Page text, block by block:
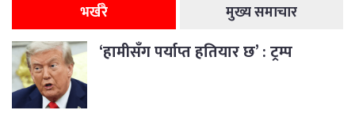
भर्खरै मुख्य समाचार
‘हामीसँग पर्याप्त हतियार छ’ : ट्रम्प